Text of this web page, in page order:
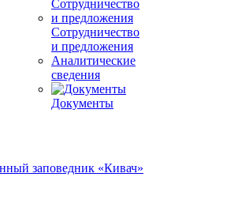
Сотрудничество
и предложения
Аналитические
сведения
Документы